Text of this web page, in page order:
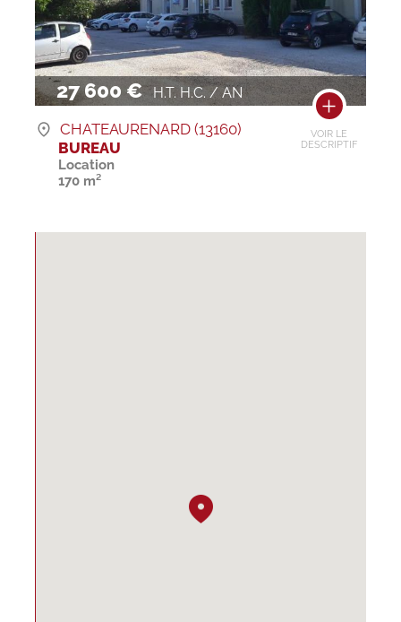
27 600 € H.T. H.C. / AN
VOIR LE
DESCRIPTIF
CHATEAURENARD (13160)
BUREAU
Location
170 m²